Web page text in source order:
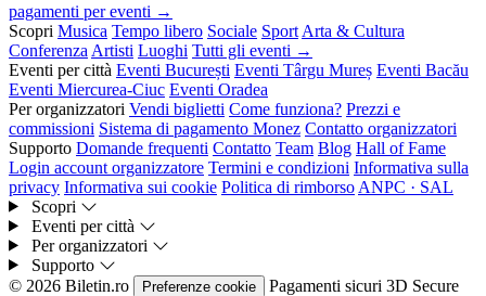
pagamenti per eventi →
Scopri Musica Tempo libero Sociale Sport Arta & Cultura
Conferenza Artisti Luoghi Tutti gli eventi →
Eventi per città Eventi București Eventi Târgu Mureș Eventi Bacău
Eventi Miercurea-Ciuc Eventi Oradea
Per organizzatori Vendi biglietti Come funziona? Prezzi e
commissioni Sistema di pagamento Monez Contatto organizzatori
Supporto Domande frequenti Contatto Team Blog Hall of Fame
Login account organizzatore Termini e condizioni Informativa sulla
privacy Informativa sui cookie Politica di rimborso ANPC · SAL
Scopri
Eventi per città
Per organizzatori
Supporto
© 2026 Biletin.ro
Preferenze cookie Pagamenti sicuri 3D Secure